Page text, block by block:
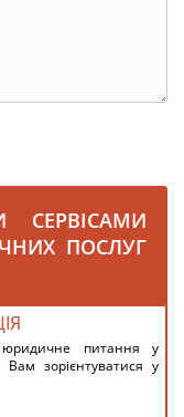
СЕРВІСАМИ
ПОСЛУГ
питання у
зорієнтуватися у